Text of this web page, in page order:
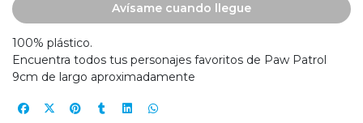
Avísame cuando llegue
100% plástico.
Encuentra todos tus personajes favoritos de Paw Patrol
9cm de largo aproximadamente